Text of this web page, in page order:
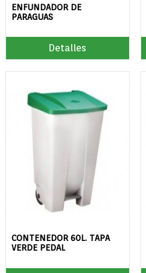
ENFUNDADOR DE
PARAGUAS
Detalles
CONTENEDOR 60L. TAPA
VERDE PEDAL